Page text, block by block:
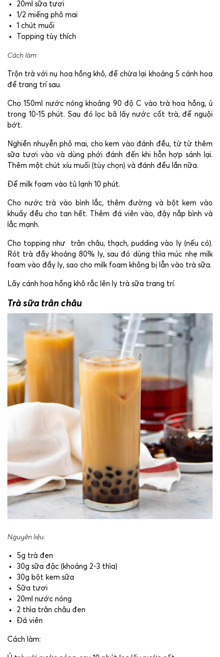
20ml sữa tươi
1/2 miếng phô mai
1 chút muối
Topping tùy thích
Cách làm:
Trộn trà với nụ hoa hồng khô, để chừa lại khoảng 5 cánh hoa
để trang trí sau.
Cho 150ml nước nóng khoảng 90 độ C vào trà hoa hồng, ủ
trong 10-15 phút. Sau đó lọc bã lấy nước cốt trà, để nguội
bớt.
Nghiền nhuyễn phô mai, cho kem vào đánh đều, từ từ thêm
sữa tươi vào và dùng phới đánh đến khi hỗn hợp sánh lại.
Thêm một chút xíu muối (tùy chọn) và đánh đều lần nữa.
Để milk foam vào tủ lạnh 10 phút.
Cho nước trà vào bình lắc, thêm đường và bột kem vào
khuấy đều cho tan hết.
Thêm đá viên vào, đậy nắp bình và
lắc mạnh.
Cho topping như trân châu, thạch, pudding vào ly (nếu có).
Rót trà đầy khoảng 80% ly, sau đó dùng thìa múc nhẹ milk
foam vào đầy ly, sao cho milk foam không bị lẫn vào trà sữa.
Lấy cánh hoa hồng khô rắc lên ly trà sữa trang trí.
Trà sữa trân châu
Nguyên liệu:
5g trà đen
30g sữa đặc (khoảng 2-3 thìa)
30g bột kem sữa
Sữa tươi
20ml nước nóng
2 thìa trân châu đen
Đá viên
Cách làm: